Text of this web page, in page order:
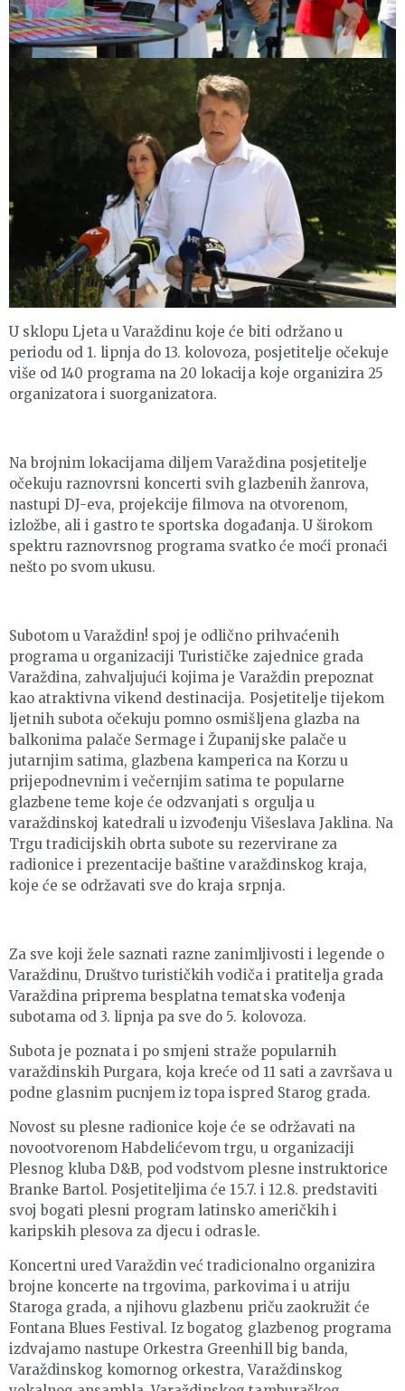
U sklopu Ljeta u Varaždinu koje će biti održano u
periodu od 1. lipnja do 13. kolovoza, posjetitelje očekuje
više od 140 programa na 20 lokacija koje organizira 25
organizatora i suorganizatora.
Na brojnim lokacijama diljem Varaždina posjetitelje
očekuju raznovrsni koncerti svih glazbenih žanrova,
nastupi DJ-eva, projekcije filmova na otvorenom,
izložbe, ali i gastro te sportska događanja. U širokom
spektru raznovrsnog programa svatko će moći pronaći
nešto po svom ukusu.
Subotom u Varaždin! spoj je odlično prihvaćenih
programa u organizaciji Turističke zajednice grada
Varaždina, zahvaljujući kojima je Varaždin prepoznat
kao atraktivna vikend destinacija. Posjetitelje tijekom
ljetnih subota očekuju pomno osmišljena glazba na
balkonima palače Sermage i Županijske palače u
jutarnjim satima, glazbena kamperica na Korzu u
prijepodnevnim i večernjim satima te popularne
glazbene teme koje će odzvanjati s orgulja u
varaždinskoj katedrali u izvođenju Višeslava Jaklina. Na
Trgu tradicijskih obrta subote su rezervirane za
radionice i prezentacije baštine varaždinskog kraja,
koje će se održavati sve do kraja srpnja.
Za sve koji žele saznati razne zanimljivosti i legende o
Varaždinu, Društvo turističkih vodiča i pratitelja grada
Varaždina priprema besplatna tematska vođenja
subotama od 3. lipnja pa sve do 5. kolovoza.
Subota je poznata i po smjeni straže popularnih
varaždinskih Purgara, koja kreće od 11 sati a završava u
podne glasnim pucnjem iz topa ispred Starog grada.
Novost su plesne radionice koje će se održavati na
novootvorenom Habdelićevom trgu, u organizaciji
Plesnog kluba D&B, pod vodstvom plesne instruktorice
Branke Bartol. Posjetiteljima će 15.7. i 12.8. predstaviti
svoj bogati plesni program latinsko američkih i
karipskih plesova za djecu i odrasle.
Koncertni ured Varaždin već tradicionalno organizira
brojne koncerte na trgovima, parkovima i u atriju
Staroga grada, a njihovu glazbenu priču zaokružit će
Fontana Blues Festival. Iz bogatog glazbenog programa
izdvajamo nastupe Orkestra Greenhill big banda,
Varaždinskog komornog orkestra, Varaždinskog